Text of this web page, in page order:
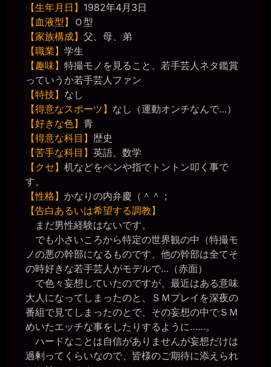
【生年月日】 1982年4月3日
【血液型】
Ｏ型
【家族構成】 父、母、弟
【職業】 学生
【趣味】 特撮モノを見ること、若手芸人ネタ鑑賞
っていうか若手芸人ファン
【特技】 なし
【得意なスポーツ】 なし（運動オンチなんで…）
【好きな色】 青
【得意な科目】 歴史
【苦手な科目】 英語、数学
【クセ】 机などをペンや指でトントン叩く事で
す。
【性格】 かなりの内弁慶（＾＾；
【告白あるいは希望する調教】
まだ男性経験はないです。
でも小さいころから特定の世界観の中（特撮モ
ノの悪の幹部になるものです、他の幹部は全てそ
の時好きな若手芸人がモデルで…（赤面）
で色々妄想していたのですが、最近はある意味
大人になってしまったのと、ＳＭプレイを深夜の
番組で見てしまったのとで、その妄想の中でＳＭ
めいたエッチな事をしたりするように……。
ハードなことは自信がありませんが妄想だけは
過剰ってくらいなので、皆様のご期待に添えられ